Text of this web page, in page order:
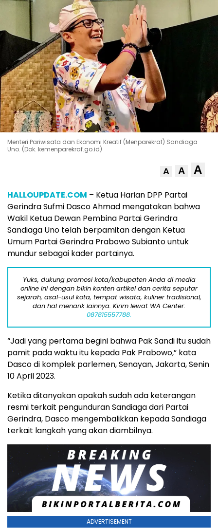
Menteri Pariwisata dan Ekonomi Kreatif (Menparekraf) Sandiaga
Uno. (Dok. kemenparekraf.go.id)
A A A
HALLOUPDATE.COM – Ketua Harian DPP Partai
Gerindra Sufmi Dasco Ahmad mengatakan bahwa
Wakil Ketua Dewan Pembina Partai Gerindra
Sandiaga Uno telah berpamitan dengan Ketua
Umum Partai Gerindra Prabowo Subianto untuk
mundur sebagai kader partainya.
Yuks, dukung promosi kota/kabupaten Anda di media
online ini dengan bikin konten artikel dan cerita seputar
sejarah, asal-usul kota, tempat wisata, kuliner tradisional,
dan hal menarik lainnya. Kirim lewat WA Center:
087815557788.
“Jadi yang pertama begini bahwa Pak Sandi itu sudah
pamit pada waktu itu kepada Pak Prabowo,” kata
Dasco di komplek parlemen, Senayan, Jakarta, Senin
10 April 2023.
Ketika ditanyakan apakah sudah ada keterangan
resmi terkait pengunduran Sandiaga dari Partai
Gerindra, Dasco mengembalikkan kepada Sandiaga
terkait langkah yang akan diambilnya.
ADVERTISEMENT